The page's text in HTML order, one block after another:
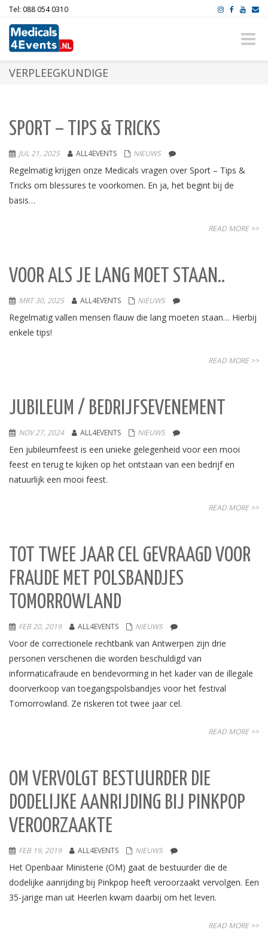
Tel: 088 054 0310
Toggle
VERPLEEGKUNDIGE
SPORT – TIPS & TRICKS
JUL 21, 2025 ALL4EVENTS NIEUWS
Regelmatig krijgen onze Medicals vragen over Sport – Tips &
Tricks om blessures te voorkomen. En ja, het begint bij de
basis…
READ MORE >>
VOOR ALS JE LANG MOET STAAN..
MRT 30, 2025 ALL4EVENTS NIEUWS
Regelmatig vallen mensen flauw die lang moeten staan… Hierbij
enkele tips!
READ MORE >>
JUBILEUM / BEDRIJFSEVENEMENT
NOV 27, 2024 ALL4EVENTS NIEUWS
Een jubileumfeest is een unieke gelegenheid voor een mooi
feest en terug te kijken op het ontstaan van een bedrijf en
natuurlijk een mooi feest.
READ MORE >>
TOT TWEE JAAR CEL GEVRAAGD VOOR
FRAUDE MET POLSBANDJES
TOMORROWLAND
FEB 20, 2019 ALL4EVENTS NIEUWS
Voor de correctionele rechtbank van Antwerpen zijn drie
personen verschenen die worden beschuldigd van
informaticafraude en bendevorming in het kader van de illegale
doorverkoop van toegangspolsbandjes voor het festival
Tomorrowland. Ze riskeren tot twee jaar cel.
READ MORE >>
OM VERVOLGT BESTUURDER DIE
DODELIJKE AANRIJDING BIJ PINKPOP
VEROORZAAKTE
FEB 19, 2019 ALL4EVENTS NIEUWS
Het Openbaar Ministerie (OM) gaat de bestuurder die de
dodelijke aanrijding bij Pinkpop heeft veroorzaakt vervolgen. Een
35-jarige man uit Heerlen kwam daarbij om het leven.
READ MORE >>